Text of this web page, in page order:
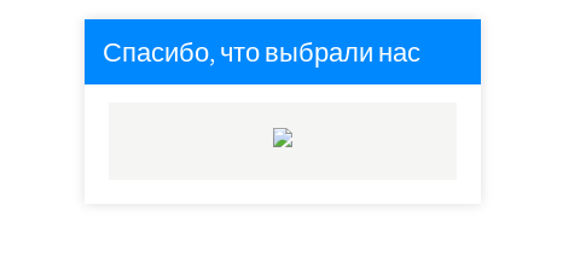
Спасибо, что выбрали нас